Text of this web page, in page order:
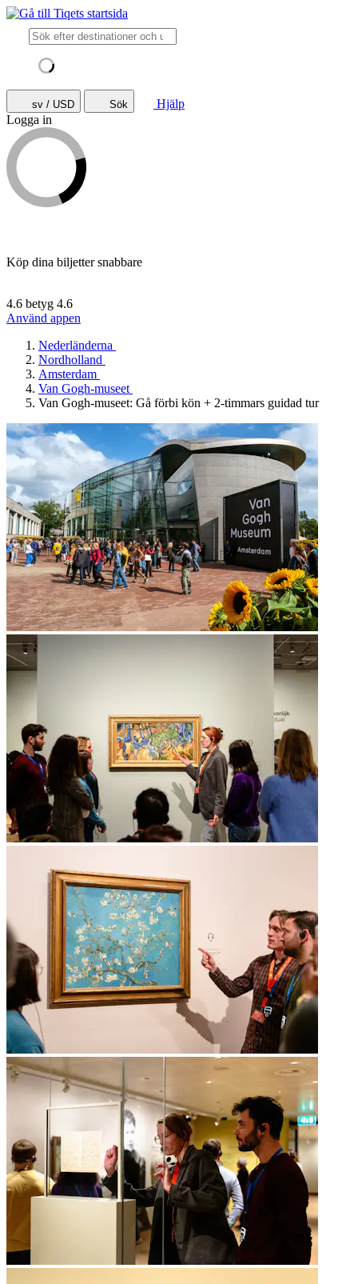
sv / USD Sök
Hjälp
Logga in
Köp dina biljetter snabbare
4.6 betyg 4.6
Använd appen
Nederländerna
Nordholland
Amsterdam
Van Gogh-museet
Van Gogh-museet: Gå förbi kön + 2-timmars guidad tur